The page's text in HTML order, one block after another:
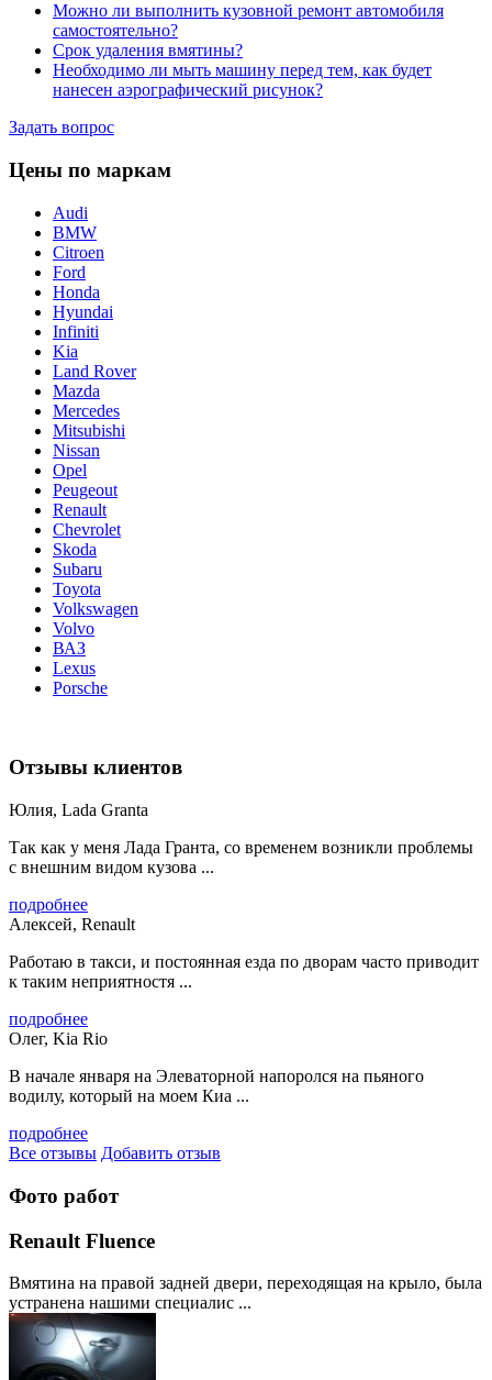
Можно ли выполнить кузовной ремонт автомобиля
самостоятельно?
Срок удаления вмятины?
Необходимо ли мыть машину перед тем, как будет
нанесен аэрографический рисунок?
Задать вопрос
Цены по маркам
Audi
BMW
Citroen
Ford
Honda
Hyundai
Infiniti
Kia
Land Rover
Mazda
Mercedes
Mitsubishi
Nissan
Opel
Peugeout
Renault
Chevrolet
Skoda
Subaru
Toyota
Volkswagen
Volvo
ВАЗ
Lexus
Porsche
Отзывы клиентов
Юлия, Lada Granta
Так как у меня Лада Гранта, со временем возникли проблемы
с внешним видом кузова ...
подробнее
Алексей, Renault
Работаю в такси, и постоянная езда по дворам часто приводит
к таким неприятностя ...
подробнее
Олег, Kia Rio
В начале января на Элеваторной напоролся на пьяного
водилу, который на моем Киа ...
подробнее
Все отзывы Добавить отзыв
Фото работ
Renault Fluence
Вмятина на правой задней двери, переходящая на крыло, была
устранена нашими специалис ...